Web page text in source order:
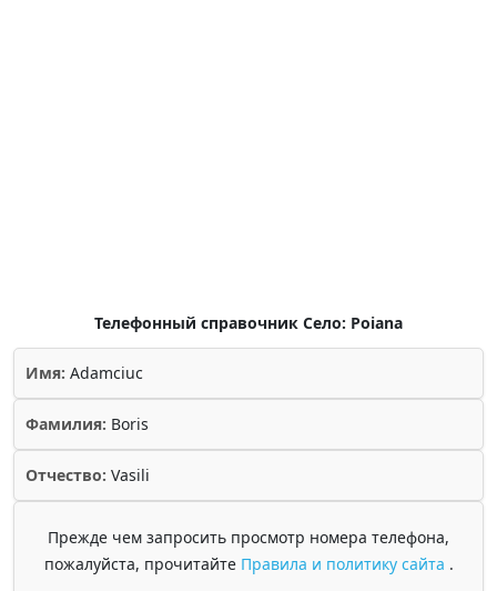
Телефонный справочник Село: Poiana
Имя: Adamciuc
Фамилия: Boris
Отчество: Vasili
Прежде чем запросить просмотр номера телефона,
пожалуйста, прочитайте Правила и политику сайта .